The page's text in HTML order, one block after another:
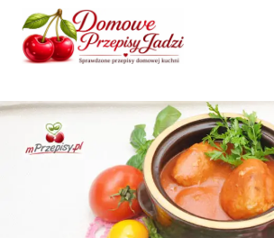
Przejdź
treści